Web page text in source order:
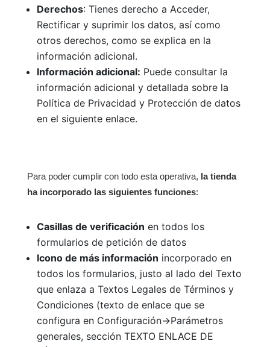
Derechos: Tienes derecho a Acceder,
Rectificar y suprimir los datos, así como
otros derechos, como se explica en la
información adicional.
Información adicional: Puede consultar la
información adicional y detallada sobre la
Política de Privacidad y Protección de datos
en el siguiente enlace.
Para poder cumplir con todo esta operativa, la tienda
ha incorporado las siguientes funciones:
Casillas de verificación en todos los
formularios de petición de datos
Icono de más información incorporado en
todos los formularios, justo al lado del Texto
que enlaza a Textos Legales de Términos y
Condiciones (texto de enlace que se
configura en Configuración->Parámetros
generales, sección TEXTO ENLACE DE